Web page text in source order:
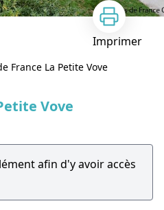
Imprimer
France La Petite Vove
Vove
afin d'y avoir accès